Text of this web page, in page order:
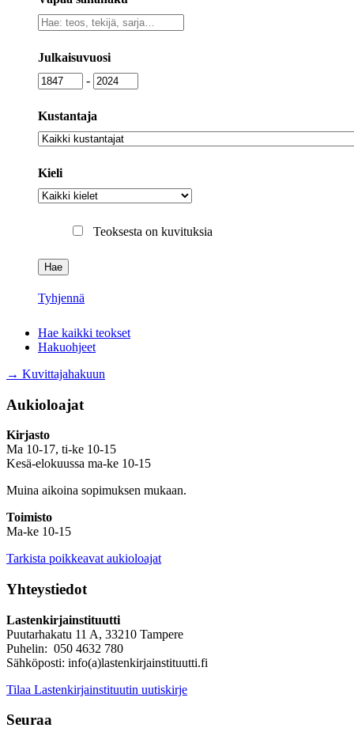
Vapaa
sanahaku
Julkaisuvuosi
Julkaisuvuosi
- Julkaisuvuosi
Kustantaja
Kustantaja
Kieli
Kieli
Teoksesta on kuvituksia
Tyhjennä
Hae kaikki teokset
Hakuohjeet
→ Kuvittajahakuun
Aukioloajat
Kirjasto
Ma 10-17, ti-ke 10-15
Kesä-elokuussa ma-ke 10-15
Muina aikoina sopimuksen mukaan.
Toimisto
Ma-ke 10-15
Tarkista poikkeavat aukioloajat
Yhteystiedot
Lastenkirjainstituutti
Puutarhakatu 11 A, 33210 Tampere
Puhelin: 050 4632 780
Sähköposti: info(a)lastenkirjainstituutti.fi
Tilaa Lastenkirjainstituutin uutiskirje
Seuraa